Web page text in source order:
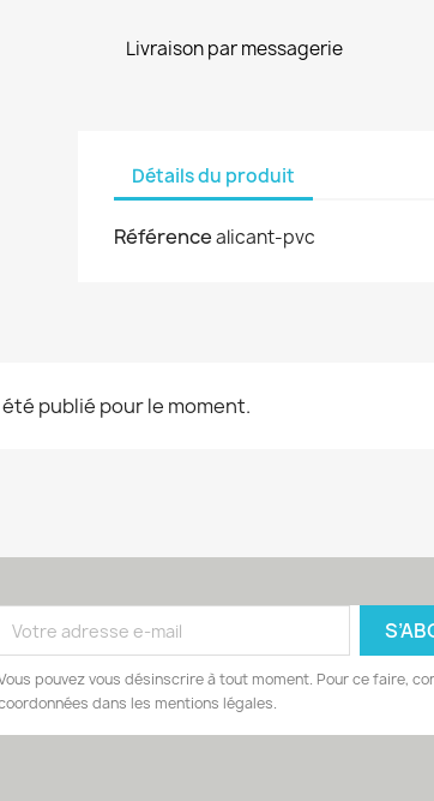
Livraison par messagerie
Détails du produit
Référencealicant-pvc
publié pour le moment.
pouvez vous désinscrire à tout moment. Pour ce faire,
dans les mentions légales.